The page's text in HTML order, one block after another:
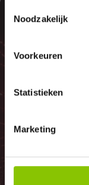
Noodzakelijk
Voorkeuren
Statistieken
Marketing